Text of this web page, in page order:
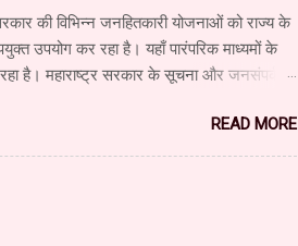
की विभिन्न जनहितकारी योजनाओं को राज्य के
उपयोग कर रहा है। यहाँ पारंपरिक माध्यमों के
है। महाराष्ट्र सरकार के सूचना और जनसंपर्क
महानिदेशालय के उपसंचालक (प्रशासन) श्री
(सूचना) श्री गजानन पाटील, सहायक
थे। उप संचालक श्री अहंकारी ने कहा कि
परिवर्तनों की आवश्यकता को ध्यान में रखते हुए
READ MORE